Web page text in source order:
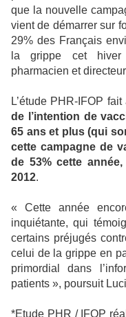
que la nouvelle
vient de démarrer sur
29% des Français
la grippe cet hiver
pharmacien et
L’étude PHR-IFOP
de l’intention de
65 ans et plus (qui
cette campagne de
de 53% cette
2012.
« Cette année
inquiétante, qui
certains préjugés
celui de la grippe en
primordial dans
patients », poursuit
*Etude PHR / IFOP